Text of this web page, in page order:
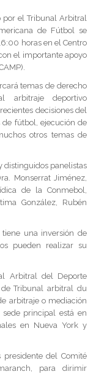
el Tribunal Arbitral
de Fútbol se
horas en el Centro
el importante apoyo
temas de derecho
arbitraje deportivo
decisiones del
de fútbol, ejecución de
otros temas de
distinguidos panelistas
Monserrat Jiménez,
de la Conmebol,
González, Rubén
una inversión de
pueden realizar su
Arbitral del Deporte
Tribunal arbitral du
arbitraje o mediación
principal está en
en Nueva York y
del Comité
para dirimir